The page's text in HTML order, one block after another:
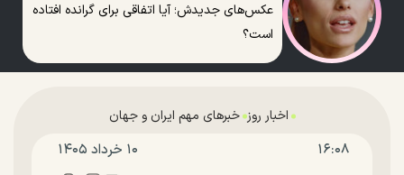
عکس‌های جدیدش؛ آیا اتفاقی برای گرانده افتاده
است؟
اخبار روز خبرهای مهم ایران و جهان
۱۶:۰۸ ۱۰ خرداد ۱۴۰۵